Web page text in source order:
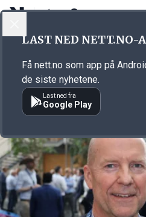
Annonsørinnhold
LAST NED NETT.NO-
Få nett.no som app på
de siste nyhetene.
Last ned fra
Google Play